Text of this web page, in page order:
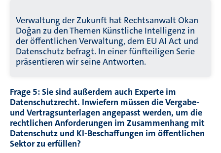
Verwaltung der Zukunft hat Rechtsanwalt Okan
Doğan zu den Themen Künstliche Intelligenz in
der öffentlichen Verwaltung, dem EU AI Act und
Datenschutz befragt. In einer fünfteiligen Serie
präsentieren wir seine Antworten.
Frage 5: Sie sind außerdem auch Experte im
Datenschutzrecht. Inwiefern müssen die Vergabe-
und Vertragsunterlagen angepasst werden, um die
rechtlichen Anforderungen im Zusammenhang mit
Datenschutz und KI-Beschaffungen im öffentlichen
Sektor zu erfüllen?